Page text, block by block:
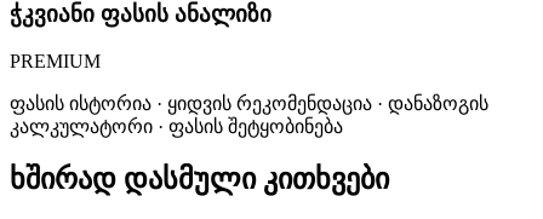
ჭკვიანი ფასის ანალიზი
PREMIUM
ფასის ისტორია · ყიდვის რეკომენდაცია · დანაზოგის
კალკულატორი · ფასის შეტყობინება
ხშირად დასმული კითხვები